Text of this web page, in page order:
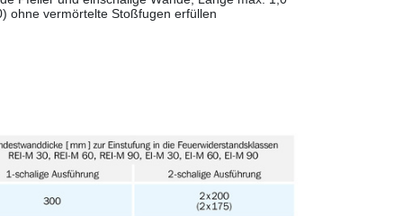
ohne vermörtelte Stoßfugen erfüllen